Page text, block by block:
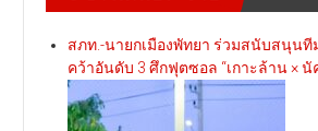
สภท.-นายกเมืองพัทยา ร่วมสนับสนุนที
คว้าอันดับ 3 ศึกฟุตซอล “เกาะล้าน × นั